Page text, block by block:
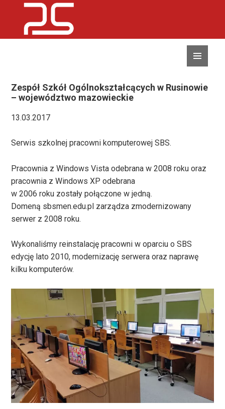
WIDGETY
Zespół Szkół Ogólnokształcących w Rusinowie
– województwo mazowieckie
13.03.2017
Serwis szkolnej pracowni komputerowej SBS.
Pracownia z Windows Vista odebrana w 2008 roku oraz
pracownia z Windows XP odebrana
w 2006 roku zostały połączone w jedną.
Domeną sbsmen.edu.pl zarządza zmodernizowany
serwer z 2008 roku.
Wykonaliśmy reinstalację pracowni w oparciu o SBS
edycję lato 2010, modernizację serwera oraz naprawę
kilku komputerów.